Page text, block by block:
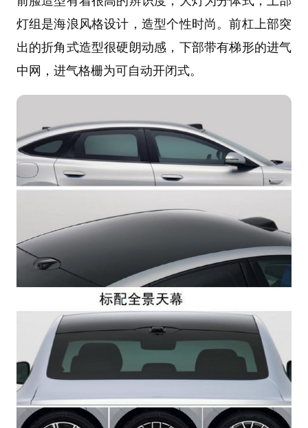
灯组是海浪风格设计，造型个性时尚。前杠上部突
出的折角式造型很硬朗动感，下部带有梯形的进气
中网，进气格栅为可自动开闭式。